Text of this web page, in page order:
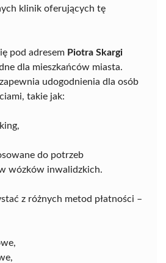
klinik oferujących tę
pod adresem Piotra Skargi
dla mieszkańców miasta.
udogodnienia dla osób
takie jak:
do potrzeb
wózków inwalidzkich.
z różnych metod płatności –